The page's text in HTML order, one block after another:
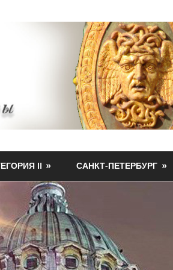
II САНКТ-ПЕТЕРБУРГ